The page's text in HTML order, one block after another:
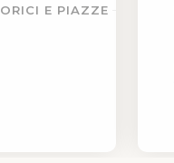
E PIAZZE